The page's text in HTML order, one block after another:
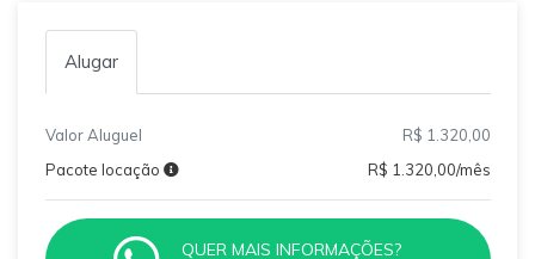
Alugar
Valor Aluguel
R$ 1.320,00
Pacote locação
R$ 1.320,00/mês
QUER MAIS INFORMAÇÕES?